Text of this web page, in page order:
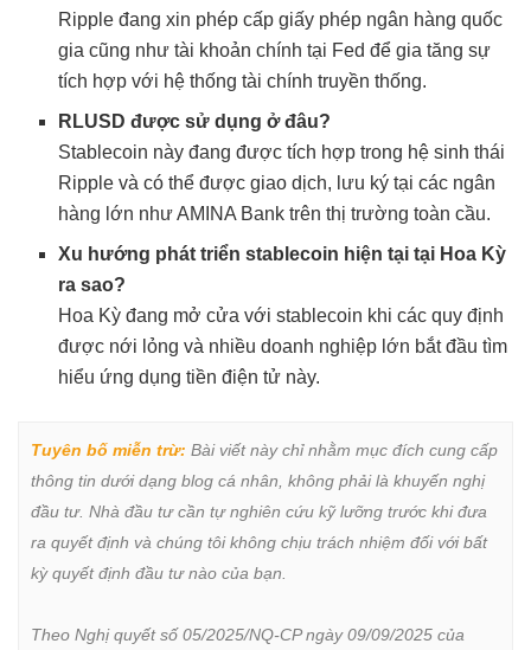
Ripple đang xin phép cấp giấy phép ngân hàng quốc
gia cũng như tài khoản chính tại Fed để gia tăng sự
tích hợp với hệ thống tài chính truyền thống.
RLUSD được sử dụng ở đâu?
Stablecoin này đang được tích hợp trong hệ sinh thái
Ripple và có thể được giao dịch, lưu ký tại các ngân
hàng lớn như AMINA Bank trên thị trường toàn cầu.
Xu hướng phát triển stablecoin hiện tại tại Hoa Kỳ
ra sao?
Hoa Kỳ đang mở cửa với stablecoin khi các quy định
được nới lỏng và nhiều doanh nghiệp lớn bắt đầu tìm
hiểu ứng dụng tiền điện tử này.
Tuyên bố miễn trừ: Bài viết này chỉ nhằm mục đích cung cấp
thông tin dưới dạng blog cá nhân, không phải là khuyến nghị
đầu tư. Nhà đầu tư cần tự nghiên cứu kỹ lưỡng trước khi đưa
ra quyết định và chúng tôi không chịu trách nhiệm đối với bất
kỳ quyết định đầu tư nào của bạn.
Theo Nghị quyết số 05/2025/NQ-CP ngày 09/09/2025 của